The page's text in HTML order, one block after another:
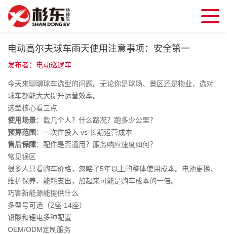
电动高尔夫球车雨天使用注意事项：安全第一
发布者：电动巡逻车
今天来聊聊球车选型的问题。无论你是球场、景区还是物业，选对
球车都能大大提升运营效率。
选型核心看三点
使用场景：载几个人？什么路况？跑多少公里？
预算范围 ：一次性投入 vs 长期运营成本
售后保障：配件是否通用？服务响应速度如何？
常见误区
很多人只看购车价格，忽略了5年以上的整体使用成本。电池更换、
维护保养、能耗支出，加起来可能是购车成本的一倍。
巧客新能源能提供什么
多型号可选（2座-14座）
铅酸和锂电多种配置
OEM/ODM定制服务